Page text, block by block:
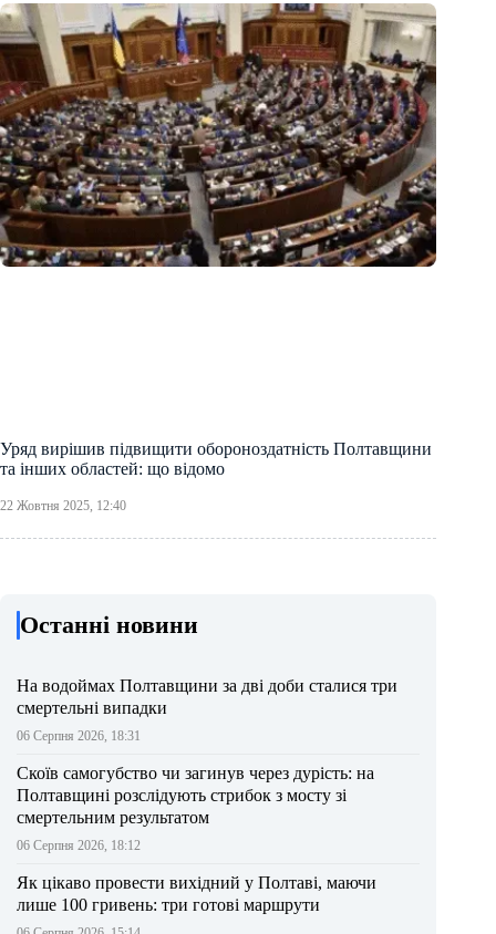
Уряд вирішив підвищити обороноздатність Полтавщини
та інших областей: що відомо
22 Жовтня 2025, 12:40
Останні новини
На водоймах Полтавщини за дві доби сталися три
смертельні випадки
06 Серпня 2026, 18:31
Скоїв самогубство чи загинув через дурість: на
Полтавщині розслідують стрибок з мосту зі
смертельним результатом
06 Серпня 2026, 18:12
Як цікаво провести вихідний у Полтаві, маючи
лише 100 гривень: три готові маршрути